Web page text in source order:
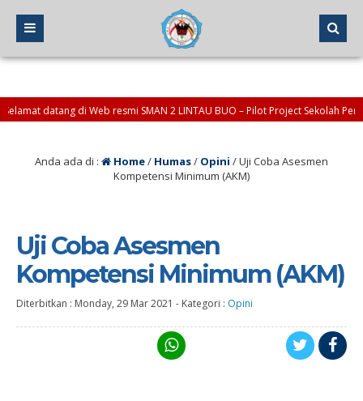
datang di Web resmi SMAN 2 LINTAU BUO – Pilot Project Sekolah
dan info : okinoviendra@sman2-lintaubuo.sch.id *atau* osis@sman2-
Anda ada di : Home/ Humas/ Opini /Uji Coba Asesmen
Kompetensi Minimum (AKM)
Uji Coba Asesmen
Kompetensi Minimum (AKM)
Diterbitkan : Monday, 29 Mar 2021 - Kategori : Opini